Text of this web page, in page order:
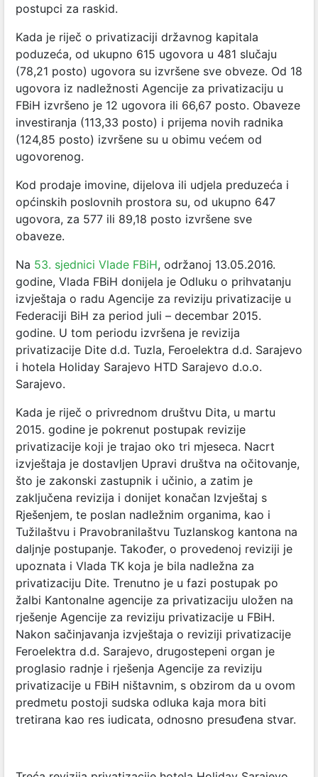
postupci za raskid.
Kada je riječ o privatizaciji državnog kapitala
poduzeća, od ukupno 615 ugovora u 481 slučaju
(78,21 posto) ugovora su izvršene sve obveze. Od 18
ugovora iz nadležnosti Agencije za privatizaciju u
FBiH izvršeno je 12 ugovora ili 66,67 posto. Obaveze
investiranja (113,33 posto) i prijema novih radnika
(124,85 posto) izvršene su u obimu većem od
ugovorenog.
Kod prodaje imovine, dijelova ili udjela preduzeća i
općinskih poslovnih prostora su, od ukupno 647
ugovora, za 577 ili 89,18 posto izvršene sve
obaveze.
Na 53. sjednici Vlade FBiH, održanoj 13.05.2016.
godine, Vlada FBiH donijela je Odluku o prihvatanju
izvještaja o radu Agencije za reviziju privatizacije u
Federaciji BiH za period juli – decembar 2015.
godine. U tom periodu izvršena je revizija
privatizacije Dite d.d. Tuzla, Feroelektra d.d. Sarajevo
i hotela Holiday Sarajevo HTD Sarajevo d.o.o.
Sarajevo.
Kada je riječ o privrednom društvu Dita, u martu
2015. godine je pokrenut postupak revizije
privatizacije koji je trajao oko tri mjeseca. Nacrt
izvještaja je dostavljen Upravi društva na očitovanje,
što je zakonski zastupnik i učinio, a zatim je
zaključena revizija i donijet konačan Izvještaj s
Rješenjem, te poslan nadležnim organima, kao i
Tužilaštvu i Pravobranilaštvu Tuzlanskog kantona na
daljnje postupanje. Također, o provedenoj reviziji je
upoznata i Vlada TK koja je bila nadležna za
privatizaciju Dite. Trenutno je u fazi postupak po
žalbi Kantonalne agencije za privatizaciju uložen na
rješenje Agencije za reviziju privatizacije u FBiH.
Nakon sačinjavanja izvještaja o reviziji privatizacije
Feroelektra d.d. Sarajevo, drugostepeni organ je
proglasio radnje i rješenja Agencije za reviziju
privatizacije u FBiH ništavnim, s obzirom da u ovom
predmetu postoji sudska odluka kaja mora biti
tretirana kao res iudicata, odnosno presuđena stvar.